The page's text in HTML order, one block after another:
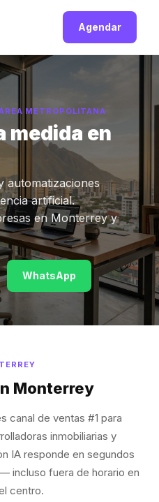
Agendar
METROPOLITANA
medida en
automatizaciones
artificial.
en Monterrey y
WhatsApp
Monterrey
canal de ventas #1 para
inmobiliarias y
IA responde en segundos
incluso fuera de horario en
centro.